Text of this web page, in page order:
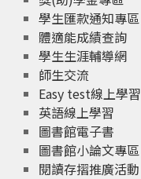
學生匯款通知專區
體適能成績查詢
學生生涯輔導網
師生交流
Easy test線上學習
英語線上學習
圖書館電子書
圖書館小論文專區
閱讀存摺推廣活動